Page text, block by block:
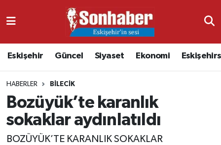
Eskişehir Güncel Siyaset Ekonomi
HABERLER BILECIK
Bozüyük’te karanlık
sokaklar aydınlatıldı
BOZÜYÜK’TE KARANLIK SOKAKLAR
Ekonomi
Güncel
Kültür & Sanat
Nöbetçi Eczaneler
Namaz Vakitleri
Trafik Durumu
Süper Lig Puan Durumu ve Fikstür